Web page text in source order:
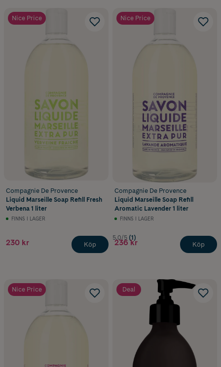
Nice Price
Compagnie De Provence
Liquid Marseille Soap Refill Fresh
Verbena 1 liter
FINNS I LAGER
230 kr Köp
Nice Price
Compagnie De Provence
Liquid Marseille Soap Refill
Aromatic Lavender 1 liter
FINNS I LAGER
5.0/5 (1)
236 kr Köp
Nice Price Deal